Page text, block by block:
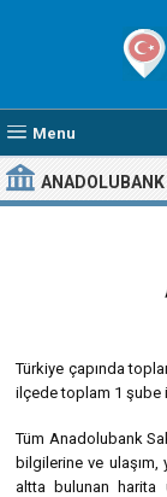
Menu
ANADOLUBANK
Türkiye çapında
ilçede toplam 1 şube
Tüm Anadolubank
bilgilerine ve
altta bulunan harita